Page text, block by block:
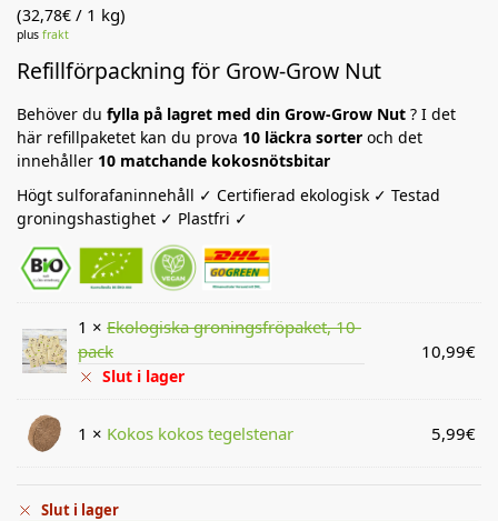
(32,78€ / 1 kg)
plus frakt
Refillförpackning för Grow-Grow Nut
Behöver du fylla på lagret med din Grow-Grow Nut ? I det
här refillpaketet kan du prova 10 läckra sorter och det
innehåller 10 matchande kokosnötsbitar
Högt sulforafaninnehåll ✓ Certifierad ekologisk ✓ Testad
groningshastighet ✓ Plastfri ✓
1 × Ekologiska groningsfröpaket, 10-
pack
Slut i lager
10,99€
1 × Kokos kokos tegelstenar 5,99€
Slut i lager